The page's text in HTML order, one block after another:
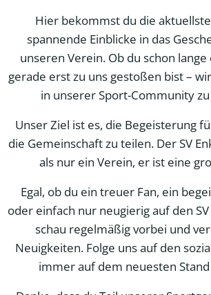
Hier bekommst du die
spannende Einblicke in das
unseren Verein. Ob du schon
gerade erst zu uns gestoßen bist –
in unserer Sport-Community
Unser Ziel ist es, die Begeisterung
die Gemeinschaft zu teilen. Der SV
als nur ein Verein, er ist eine
Egal, ob du ein treuer Fan, ein
oder einfach nur neugierig auf den
schau regelmäßig vorbei und
Neuigkeiten. Folge uns auf den
immer auf dem neuesten